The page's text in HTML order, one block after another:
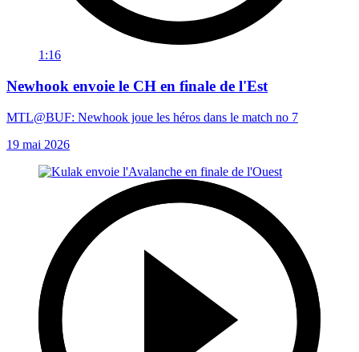
1:16
Newhook envoie le CH en finale de l'Est
MTL@BUF: Newhook joue les héros dans le match no 7
19 mai 2026